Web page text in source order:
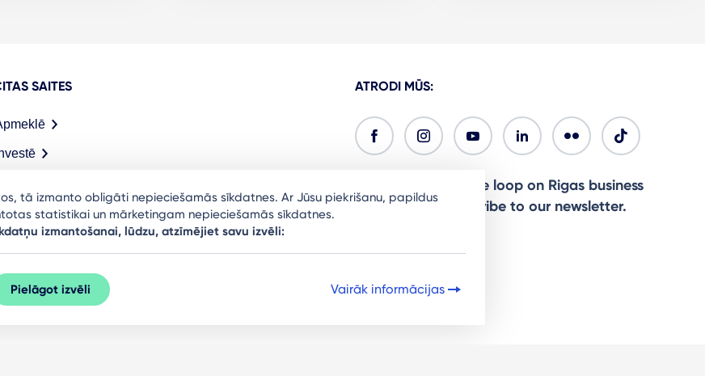
SAITES ATRODI MŪS:
Ready to stay in the loop on Rigas business
community? Subscribe to our newsletter.
tā izmanto obligāti nepieciešamās sīkdatnes. Ar Jūsu piekrišanu, papildus
statistikai un mārketingam nepieciešamās sīkdatnes.
izmantošanai, lūdzu, atzīmējiet savu izvēli:
Pielāgot izvēli Vairāk informācijas